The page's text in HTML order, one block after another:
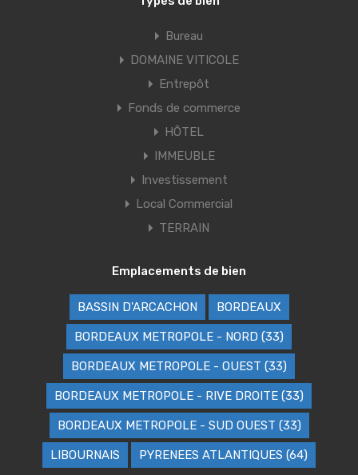
Bureau
DOMAINE VITICOLE
Entrepôt
Fonds de commerce
HÔTEL
IMMEUBLE
Investissement
Local Commercial
TERRAIN
Emplacements de bien
BASSIN D'ARCACHON BORDEAUX
BORDEAUX METROPOLE - NORD (33)
BORDEAUX METROPOLE - OUEST (33)
BORDEAUX METROPOLE - RIVE DROITE (33)
BORDEAUX METROPOLE - SUD OUEST (33)
LIBOURNAIS PYRENEES ATLANTIQUES (64)